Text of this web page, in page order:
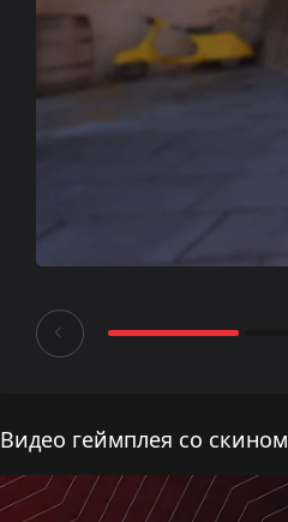
Видео геймплея со скином